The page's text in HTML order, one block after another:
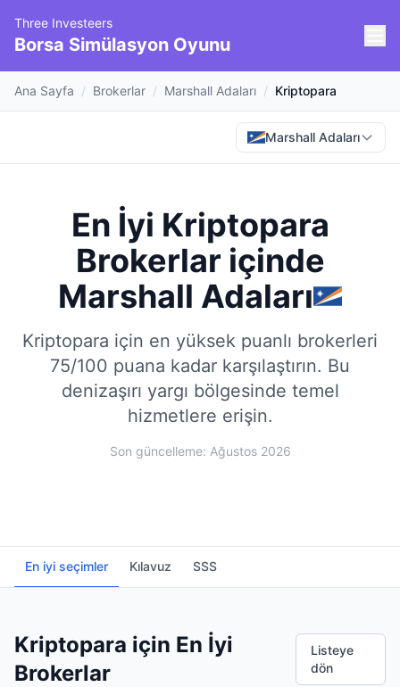
Three Investeers
Borsa Simülasyon Oyunu
Ana Sayfa / Brokerlar / Marshall Adaları / Kriptopara
Marshall Adaları
En İyi Kriptopara
Brokerlar içinde
Marshall Adaları
Kriptopara için en yüksek puanlı brokerleri
75/100 puana kadar karşılaştırın. Bu
denizaşırı yargı bölgesinde temel
hizmetlere erişin.
Son güncelleme: Ağustos 2026
En iyi seçimler Kılavuz SSS
Kriptopara için En İyi
Brokerlar
Listeye
dön